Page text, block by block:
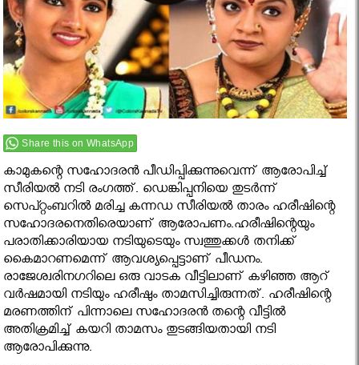
Share this on WhatsApp
കാമുകന്റെ സഹോദരന്‍ പീഡിപ്പിക്കുന്നുവെന്ന് ആരോപിച്ച്‌
സീരിയല്‍ നടി രംഗത്ത്‌. ഡെങ്കിപ്പനിയെ തുടര്‍ന്ന്
സെപ്റ്റംബറില്‍ മരിച്ച കന്നഡ സീരിയല്‍ താരം ഹരീഷിന്റെ
സഹോദരനെതിരെയാണ് ആരോപണം.ഹരീഷിന്റെയും
പരാതിക്കാരിയായ നടിയുടെയും സ്വത്തുക്കള്‍ തനിക്ക്
കൈമാറണമെന്ന് ആവശ്യപ്പെട്ടാണ് പീഡനം.
രാജേശ്വരിനഗറിലെ ഒരു വാടക വീട്ടിലാണ് കഴിഞ്ഞ ആറ്
വര്‍ഷമായി നടിയും ഹരീഷും താമസിച്ചിരുന്നത്. ഹരീഷിന്റെ
മരണത്തിന് പിന്നാലെ സഹോദരന്‍ തന്റെ വീട്ടില്‍
അതിക്രമിച്ച് കയറി താമസം തുടങ്ങിയതായി നടി
ആരോപിക്കുന്നു.